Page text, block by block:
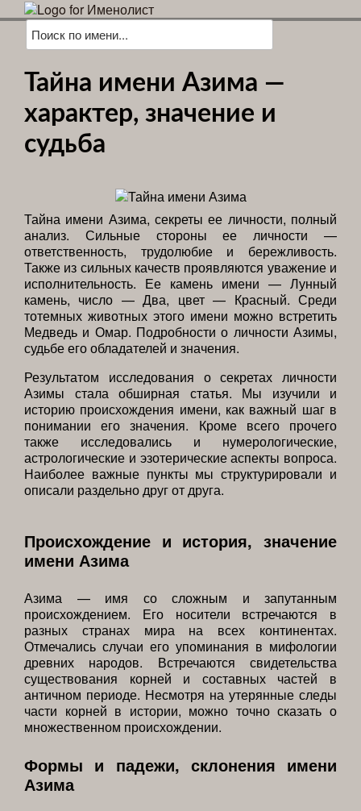
Тайна имени Азима —
характер, значение и
судьба
Тайна имени Азима, секреты ее личности, полный
анализ. Сильные стороны ее личности —
ответственность, трудолюбие и бережливость.
Также из сильных качеств проявляются уважение и
исполнительность. Ее камень имени — Лунный
камень, число — Два, цвет — Красный. Среди
тотемных животных этого имени можно встретить
Медведь и Омар. Подробности о личности Азимы,
судьбе его обладателей и значения.
Результатом исследования о секретах личности
Азимы стала обширная статья. Мы изучили и
историю происхождения имени, как важный шаг в
понимании его значения. Кроме всего прочего
также исследовались и нумерологические,
астрологические и эзотерические аспекты вопроса.
Наиболее важные пункты мы структурировали и
описали раздельно друг от друга.
Происхождение и история, значение
имени Азима
Азима — имя со сложным и запутанным
происхождением. Его носители встречаются в
разных странах мира на всех континентах.
Отмечались случаи его упоминания в мифологии
древних народов. Встречаются свидетельства
существования корней и составных частей в
античном периоде. Несмотря на утерянные следы
части корней в истории, можно точно сказать о
множественном происхождении.
Формы и падежи, склонения имени
Азима